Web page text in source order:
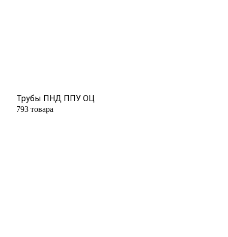
Трубы ПНД ППУ ОЦ
793 товара